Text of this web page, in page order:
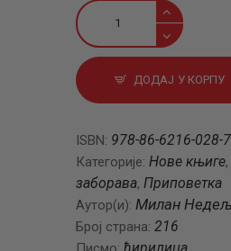
Низ
приповедака
количина
ДОДАЈ У КОРПУ
ISBN: 978-86-6216-028-7
Категорије: Нове књиге,
заборава, Приповетка
Аутор(и): Милан
Број страна: 216